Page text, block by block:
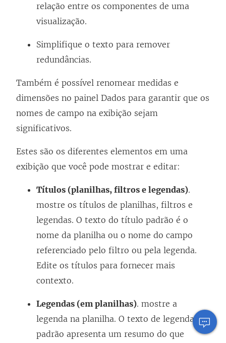
relação entre os componentes de uma
visualização.
Simplifique o texto para remover
redundâncias.
Também é possível renomear medidas e
dimensões no painel Dados para garantir que os
nomes de campo na exibição sejam
significativos.
Estes são os diferentes elementos em uma
exibição que você pode mostrar e editar:
Títulos (planilhas, filtros e legendas).
mostre os títulos de planilhas, filtros e
legendas. O texto do título padrão é o
nome da planilha ou o nome do campo
referenciado pelo filtro ou pela legenda.
Edite os títulos para fornecer mais
contexto.
Legendas (em planilhas). mostre a
legenda na planilha. O texto de legenda
padrão apresenta um resumo do que